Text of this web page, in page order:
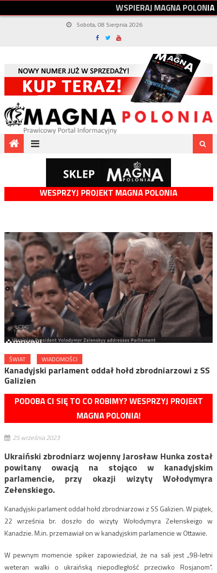
WSPIERAJMAGNAPOLONIA
Sobota, 08 Sierpnia 2026
WESPRZYJ PROJEKT MAGNA POLONIA
ŚWIAT WIADOMOŚCI
Kanadyjski parlament oddał hołd zbrodniarzowi z SS
Galizien
PODOBA CI SIĘ TO CO ROBIMY? WESPRZYJ PROJEKT
MAGNA POLONIA!
25 września 2023
Ukraiński zbrodniarz wojenny Jarosław Hunka został
powitany owacją na stojąco w kanadyjskim
parlamencie, przy okazji wizyty Wołodymyra
Zełenskiego.
Kanadyjski parlament oddał hołd zbrodniarzowi z SS Galizien. W piątek,
22 września br. doszło do wizyty Wołodymyra Zełenskeigo w
Kanadzie. M.in. przemawiał on w kanadyjskim parlamencie w Ottawie.
W pewnym momencie spiker zapowiedział, że na sali jest „98-letni
weteran walki o ukraińską niepodległość przeciwko Rosjanom”.